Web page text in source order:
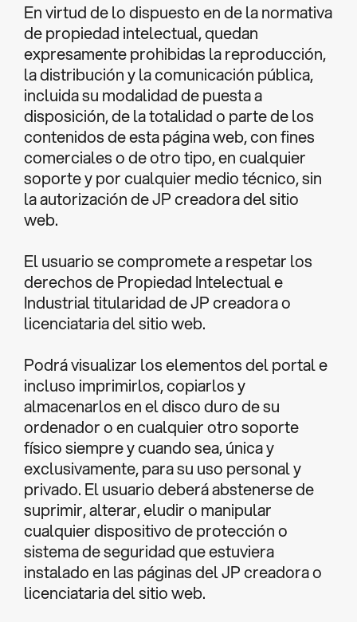
En virtud de lo dispuesto en de la normativa
de propiedad intelectual, quedan
expresamente prohibidas la reproducción,
la distribución y la comunicación pública,
incluida su modalidad de puesta a
disposición, de la totalidad o parte de los
contenidos de esta página web, con fines
comerciales o de otro tipo, en cualquier
soporte y por cualquier medio técnico, sin
la autorización de JP creadora del sitio
web.
El usuario se compromete a respetar los
derechos de Propiedad Intelectual e
Industrial titularidad de JP creadora o
licenciataria del sitio web.
Podrá visualizar los elementos del portal e
incluso imprimirlos, copiarlos y
almacenarlos en el disco duro de su
ordenador o en cualquier otro soporte
físico siempre y cuando sea, única y
exclusivamente, para su uso personal y
privado. El usuario deberá abstenerse de
suprimir, alterar, eludir o manipular
cualquier dispositivo de protección o
sistema de seguridad que estuviera
instalado en las páginas del JP creadora o
licenciataria del sitio web.